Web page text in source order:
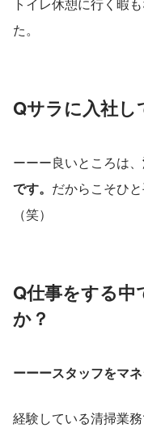
た。
Qサラに入社し
ーーー良いところは、
です。 だからこそひ
（笑）
Q仕事をする
か？
ーーースタッフをマ
経験している清掃業